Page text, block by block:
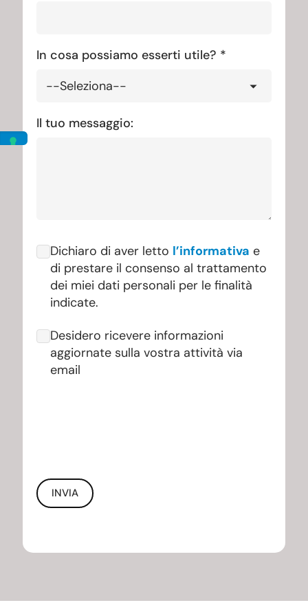
In cosa possiamo esserti utile? *
Il tuo messaggio:
Dichiaro di aver letto l’informativa e
di prestare il consenso al trattamento
dei miei dati personali per le finalità
indicate.
Desidero ricevere informazioni
aggiornate sulla vostra attività via
email